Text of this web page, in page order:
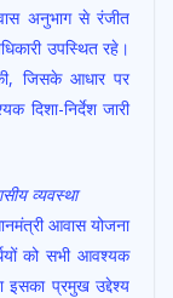
अनुभाग से रंजीत
उपस्थित रहे।
की, जिसके आधार पर
दिशा-निर्देश जारी
व्यवस्था
आवास योजना
को सभी आवश्यक
इसका प्रमुख उद्देश्य